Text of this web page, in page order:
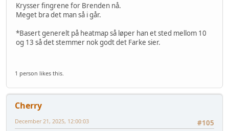
Krysser fingrene for Brenden nå.
Meget bra det man så i går.
*Basert generelt på heatmap så løper han et sted mellom 10
og 13 så det stemmer nok godt det Farke sier.
1 person likes this.
Cherry
#105
December 21, 2025, 12:00:03